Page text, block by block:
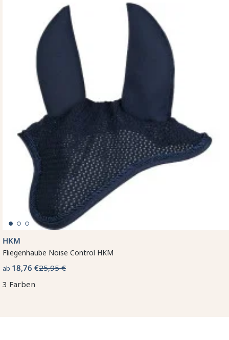
HKM
Fliegenhaube Noise Control HKM
ab 18,76 €25,95 €
3 Farben